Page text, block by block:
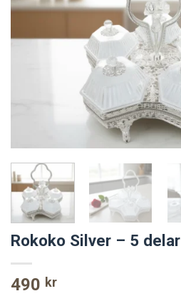
Rokoko Silver – 5 delar
490 kr